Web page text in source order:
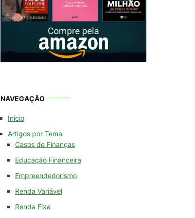
NAVEGAÇÃO
Início
Artigos por Tema
Casos de Finanças
Educação Financeira
Empreendedorismo
Renda Variável
Renda Fixa